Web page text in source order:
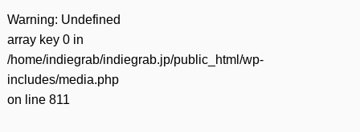
Warning: Undefined
array key 0 in
/home/indiegrab/indiegrab.jp/public_html/wp-
includes/media.php
on line 811